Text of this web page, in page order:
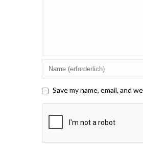
Save my name, email, and